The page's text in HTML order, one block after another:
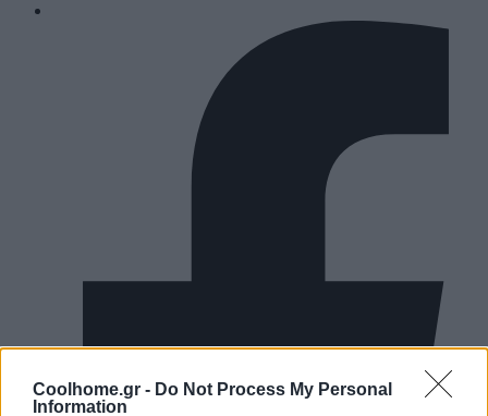
Coolhome.gr - Do Not Process My Personal
Information